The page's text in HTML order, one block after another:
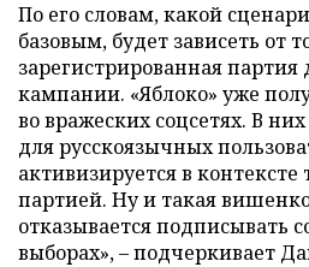
По его словам, какой
базовым, будет зависеть от
зарегистрированная
кампании. «Яблоко» уже
во вражеских соцсетях. В
для русскоязычных
активизируется в контексте
партией. Ну и такая
отказывается подписывать
выборах», – подчеркивает